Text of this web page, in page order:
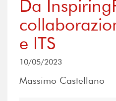
Da
e ITS
10/05/2023
Massimo Castellano